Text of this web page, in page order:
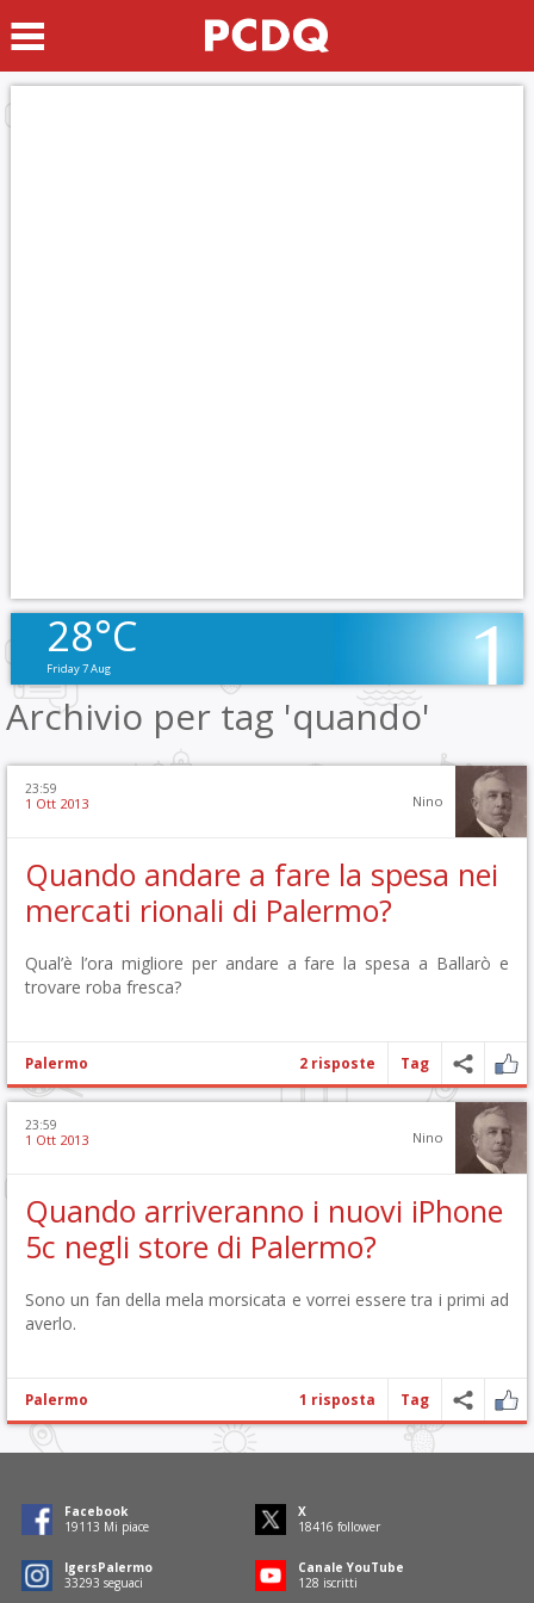
28°C
Friday 7 Aug
Archivio per tag 'quando'
23:59
1 Ott 2013 Nino
Quando andare a fare la spesa nei
mercati rionali di Palermo?
Qual’è l’ora migliore per andare a fare la spesa a Ballarò e
trovare roba fresca?
Palermo 2 risposte Tag
23:59
1 Ott 2013 Nino
Quando arriveranno i nuovi iPhone
5c negli store di Palermo?
Sono un fan della mela morsicata e vorrei essere tra i primi ad
averlo.
Palermo 1 risposta Tag
Facebook
19299 Mi piace
X
18596 follower
IgersPalermo
33618 seguaci
Canale YouTube
129 iscritti